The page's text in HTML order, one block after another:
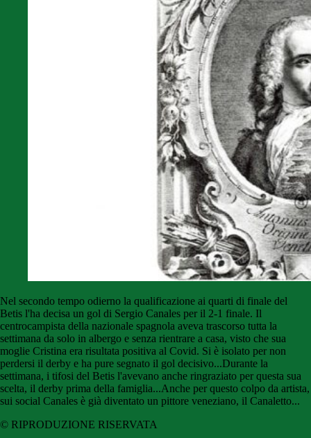
Nel secondo tempo odierno la qualificazione ai quarti di finale del
Betis l'ha decisa un gol di Sergio Canales per il 2-1 finale. Il
centrocampista della nazionale spagnola aveva trascorso tutta la
settimana da solo in albergo e senza rientrare a casa, visto che sua
moglie Cristina era risultata positiva al Covid. Si è isolato per non
perdersi il derby e ha pure segnato il gol decisivo...Durante la
settimana, i tifosi del Betis l'avevano anche ringraziato per questa sua
scelta, il derby prima della famiglia...Anche per questo colpo da artista,
sui social Canales è già diventato un pittore veneziano, il Canaletto...
© RIPRODUZIONE RISERVATA